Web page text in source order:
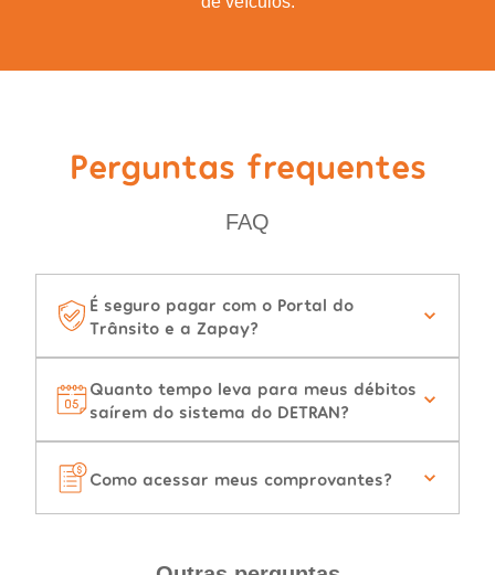
Perguntas frequentes
FAQ
É seguro pagar com o Portal do
Trânsito e a Zapay?
Quanto tempo leva para meus débitos
saírem do sistema do DETRAN?
Como acessar meus comprovantes?